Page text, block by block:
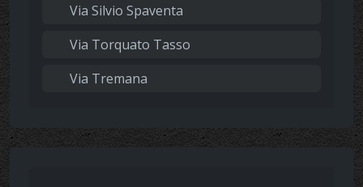
Via Silvio Spaventa
Via Torquato Tasso
Via Tremana